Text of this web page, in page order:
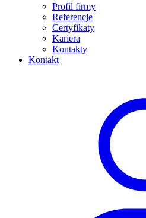
Profil firmy
Referencje
Certyfikaty
Kariera
Kontakty
Kontakt